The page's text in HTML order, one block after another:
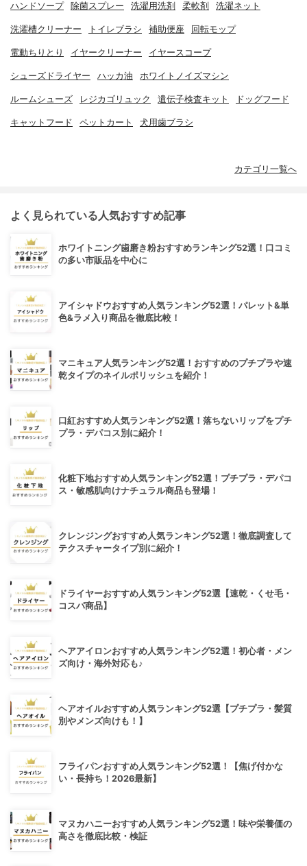
ハンドソープ 除菌スプレー 洗濯用洗剤 柔軟剤 洗濯ネット
洗濯槽クリーナー トイレブラシ 補助便座 回転モップ
電動ちりとり イヤークリーナー イヤースコープ
シューズドライヤー ハッカ油 ホワイトノイズマシン
ルームシューズ レジカゴリュック 遺伝子検査キット ドッグフード
キャットフード ペットカート 犬用歯ブラシ
カテゴリ一覧へ
よく見られている人気おすすめ記事
ホワイトニング歯磨き粉おすすめランキング52選！口コミ
の多い市販品を中心に
アイシャドウおすすめ人気ランキング52選！パレット&単
色&ラメ入り商品を徹底比較！
マニキュア人気ランキング52選！おすすめのプチプラや速
乾タイプのネイルポリッシュを紹介！
口紅おすすめ人気ランキング52選！落ちないリップをプチ
プラ・デパコス別に紹介！
化粧下地おすすめ人気ランキング52選！プチプラ・デパコ
ス・敏感肌向けナチュラル商品も登場！
クレンジングおすすめ人気ランキング52選！徹底調査して
テクスチャータイプ別に紹介！
ドライヤーおすすめ人気ランキング52選【速乾・くせ毛・
コスパ商品】
ヘアアイロンおすすめ人気ランキング52選！初心者・メン
ズ向け・海外対応も♪
ヘアオイルおすすめ人気ランキング52選【プチプラ・髪質
別やメンズ向けも！】
フライパンおすすめ人気ランキング52選！【焦げ付かな
い・長持ち！2026最新】
マヌカハニーおすすめ人気ランキング52選！味や栄養価の
高さを徹底比較・検証